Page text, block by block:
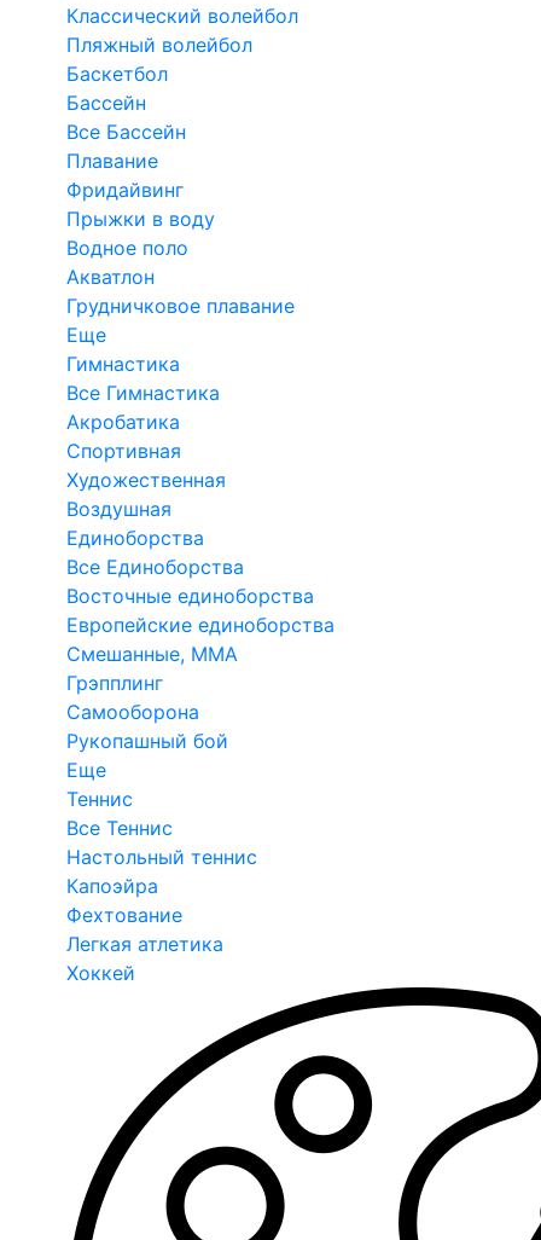
Классический волейбол
Пляжный волейбол
Баскетбол
Бассейн
Все Бассейн
Плавание
Фридайвинг
Прыжки в воду
Водное поло
Акватлон
Грудничковое плавание
Еще
Гимнастика
Все Гимнастика
Акробатика
Спортивная
Художественная
Воздушная
Единоборства
Все Единоборства
Восточные единоборства
Европейские единоборства
Смешанные, ММА
Грэпплинг
Самооборона
Рукопашный бой
Еще
Теннис
Все Теннис
Настольный теннис
Капоэйра
Фехтование
Легкая атлетика
Хоккей